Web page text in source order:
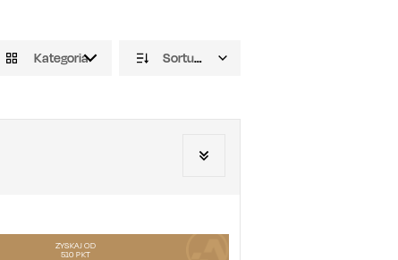
Kategoria Sortuj domyślnie
ZYSKAJ OD
510 PKT